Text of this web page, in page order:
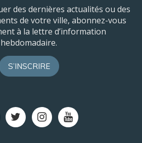
des dernières actualités ou des
de votre ville, abonnez-vous
à la lettre d’information
hebdomadaire.
S’INSCRIRE
Lien
vers
Lien
vers
Lien
vers